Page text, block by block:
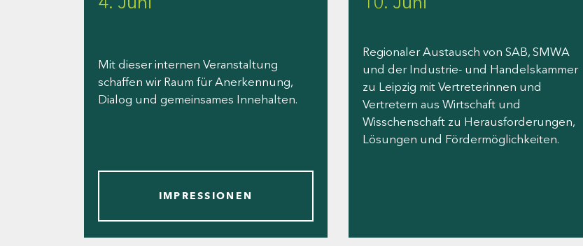
Mit dieser internen Veranstaltung
schaffen wir Raum für Anerkennung,
Dialog und gemeinsames Innehalten.
IMPRESSIONEN
Regionaler Austausch von SAB, SMWA
und der Industrie- und Handelskammer
zu Leipzig mit Vertreterinnen und
Vertretern aus Wirtschaft und
Wisschenschaft zu Herausforderungen,
Lösungen und Fördermöglichkeiten.